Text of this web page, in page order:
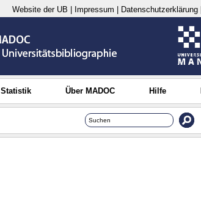
Website der UB Impressum Datenschutzerklärung
Statistik Über MADOC Hilfe